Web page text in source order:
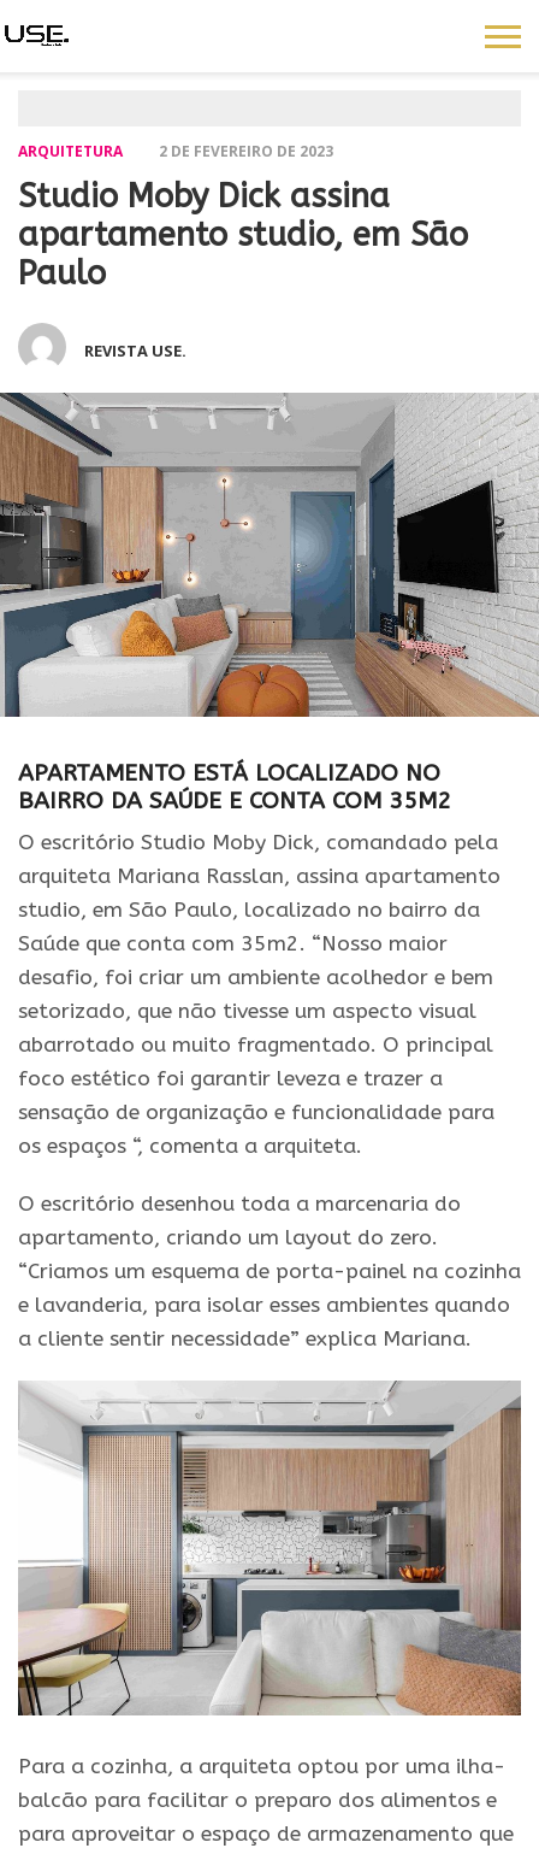
ARQUITETURA 2 DE FEVEREIRO DE 2023
Studio Moby Dick assina
apartamento studio, em São
Paulo
REVISTA USE.
APARTAMENTO ESTÁ LOCALIZADO NO
BAIRRO DA SAÚDE E CONTA COM 35M2
O escritório Studio Moby Dick, comandado pela
arquiteta Mariana Rasslan, assina apartamento
studio, em São Paulo, localizado no bairro da
Saúde que conta com 35m2. “Nosso maior
desafio, foi criar um ambiente acolhedor e bem
setorizado, que não tivesse um aspecto visual
abarrotado ou muito fragmentado. O principal
foco estético foi garantir leveza e trazer a
sensação de organização e funcionalidade para
os espaços “, comenta a arquiteta.
O escritório desenhou toda a marcenaria do
apartamento, criando um layout do zero.
“Criamos um esquema de porta-painel na cozinha
e lavanderia, para isolar esses ambientes quando
a cliente sentir necessidade” explica Mariana.
Para a cozinha, a arquiteta optou por uma ilha-
balcão para facilitar o preparo dos alimentos e
para aproveitar o espaço de armazenamento que